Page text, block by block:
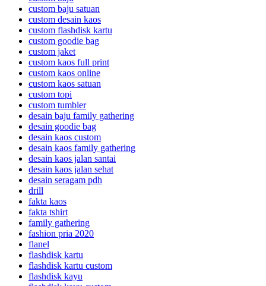
custom baju satuan
custom desain kaos
custom flashdisk kartu
custom goodie bag
custom jaket
custom kaos full print
custom kaos online
custom kaos satuan
custom topi
custom tumbler
desain baju family gathering
desain goodie bag
desain kaos custom
desain kaos family gathering
desain kaos jalan santai
desain kaos jalan sehat
desain seragam pdh
drill
fakta kaos
fakta tshirt
family gathering
fashion pria 2020
flanel
flashdisk kartu
flashdisk kartu custom
flashdisk kayu